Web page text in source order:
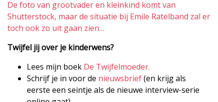
De foto van grootvader en kleinkind komt van
Shutterstock, maar de situatie bij Emile Ratelband zal er
toch ook zo uit gaan zien…
Twijfel jij over je kinderwens?
Lees mijn boek De Twijfelmoeder.
Schrijf je in voor de nieuwsbrief(en krijg als
eerste een seintje als de nieuwe interview-serie